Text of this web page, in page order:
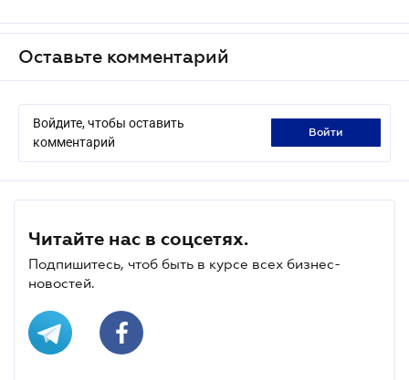
Оставьте комментарий
Войдите, чтобы оставить
комментарий
войти
Читайте нас в соцсетях.
Подпишитесь, чтоб быть в курсе всех бизнес-
новостей.